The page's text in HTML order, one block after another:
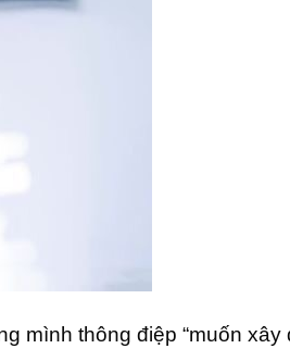
mình thông điệp “muốn